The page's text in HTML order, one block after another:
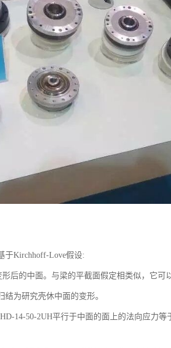
于Kirchhoff-Love假设:
后的中面。与梁的平截面假定相类似，它可
为研究壳休中面的变形。
14-50-2UH平行于中面的面上的法向应力等